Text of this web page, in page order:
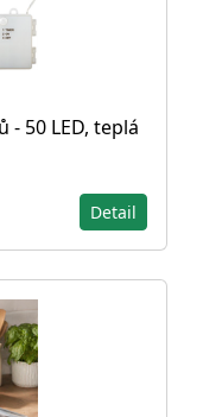
- 50 LED, teplá
Detail